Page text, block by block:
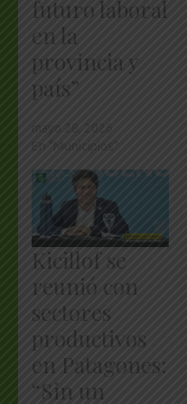
futuro laboral
en la
provincia y
país”
Kicillof se
reunió con
sectores
productivos
en Patagones:
“Sin un